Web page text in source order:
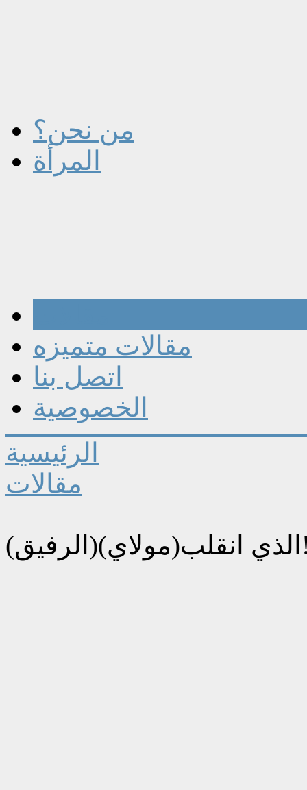
من نحن؟
المرأة
مقالات متميزه
اتصل بنا
الخصوصية
الرئيسية
مقالات